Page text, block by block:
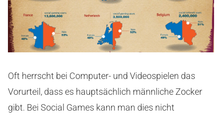
Oft herrscht bei Computer- und Videospielen das
Vorurteil, dass es hauptsächlich männliche Zocker
gibt. Bei Social Games kann man dies nicht